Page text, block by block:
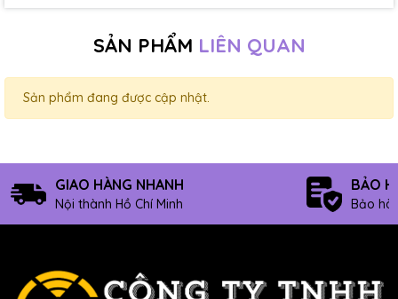
SẢN PHẨM LIÊN QUAN
Sản phẩm đang được cập nhật.
GIAO HÀNG NHANH
Nội thành Hồ Chí Minh
BẢO
Bảo